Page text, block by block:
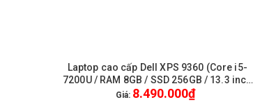
HẾT HÀNG
Laptop cao cấp Dell XPS 9360 (Core i5-
7200U / RAM 8GB / SSD 256GB / 13.3 inch
FullHD) / WL + BT / Webcam HD / Win 10
Giá: 8.490.000₫